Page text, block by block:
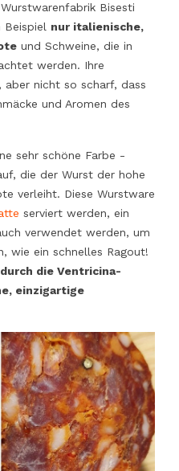
Bisesti
nur italienische,
und Schweine, die in
werden. Ihre
nicht so scharf, dass
und Aromen des
sehr schöne Farbe -
die der Wurst der hohe
verleiht. Diese Wurstware
serviert werden, ein
verwendet werden, um
wie ein schnelles Ragout!
die Ventricina-
einzigartige